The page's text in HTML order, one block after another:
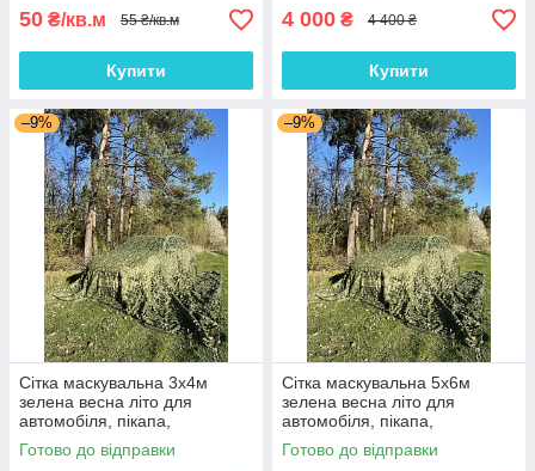
50 ₴/кв.м 55 ₴/кв.м
Купити
4 000 ₴ 4 400 ₴
Купити
–9%
Сітка маскувальна 3х4м
зелена весна літо для
автомобіля, пікапа,
позашляховика та техніки
"Камуфляж №1"
Готово до відправки
–9%
Сітка маскувальна 5х6м
зелена весна літо для
автомобіля, пікапа,
позашляховика та техніки
"Камуфляж №1"
Готово до відправки